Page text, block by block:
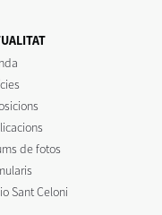
de fotos
Sant Celoni